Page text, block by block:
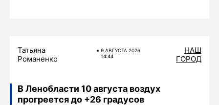
Татьяна
Романенко
9 АВГУСТА 2026
14:44
НАШ
ГОРОД
В Ленобласти 10 августа воздух
прогреется до +26 градусов